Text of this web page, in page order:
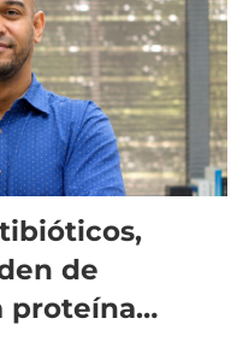
de
proteína